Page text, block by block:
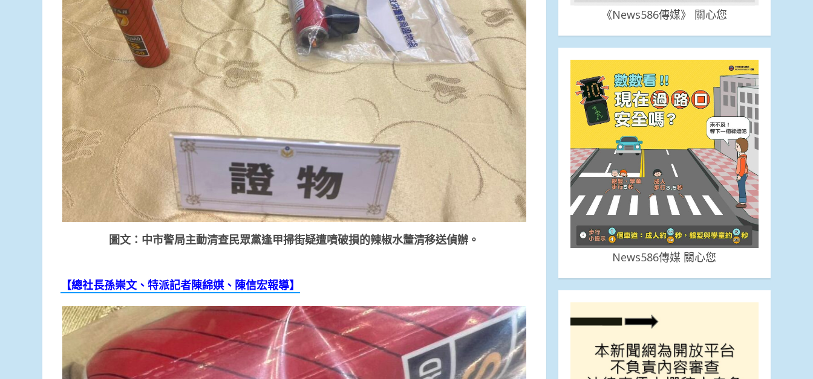
圖文：中市警局主動清查民眾黨逢甲掃街疑遭噴破損的辣椒水釐清移送偵辦。
【總社長孫崇文、特派記者陳綿娸、陳信宏報導】
《News586傳媒》 關心您
News586傳媒 關心您